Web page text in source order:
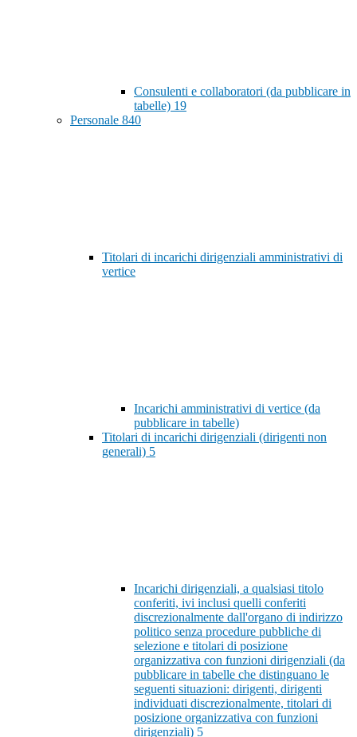
Consulenti e collaboratori (da pubblicare in
tabelle) 19
Personale 840
Titolari di incarichi dirigenziali amministrativi di
vertice
Incarichi amministrativi di vertice (da
pubblicare in tabelle)
Titolari di incarichi dirigenziali (dirigenti non
generali) 5
Incarichi dirigenziali, a qualsiasi titolo
conferiti, ivi inclusi quelli conferiti
discrezionalmente dall'organo di indirizzo
politico senza procedure pubbliche di
selezione e titolari di posizione
organizzativa con funzioni dirigenziali (da
pubblicare in tabelle che distinguano le
seguenti situazioni: dirigenti, dirigenti
individuati discrezionalmente, titolari di
posizione organizzativa con funzioni
dirigenziali) 5